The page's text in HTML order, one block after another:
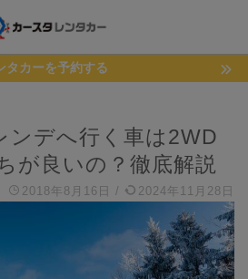
タカーを予約する
ンデへ行く車は2WD
が良いの？徹底解説
2018年8月16日 / 2024年11月28日